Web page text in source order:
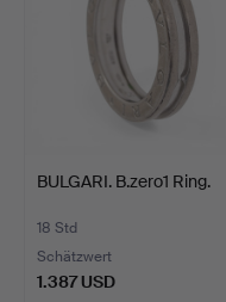
BULGARI. B.zero1 Ring.
18 Std
Schätzwert
1.387 USD